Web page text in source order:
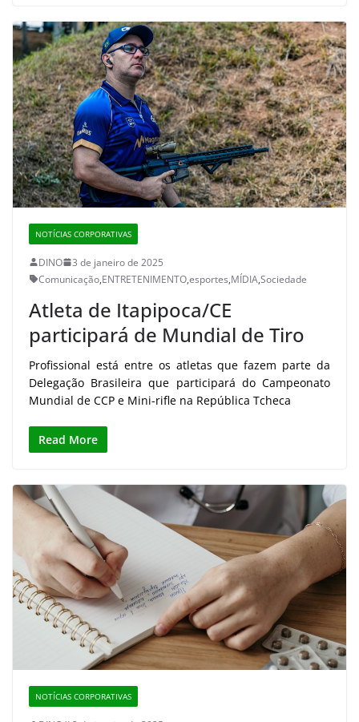
NOTÍCIAS CORPORATIVAS
DINO
3 de janeiro de 2025
Comunicação,ENTRETENIMENTO,esportes,MÍDIA,Sociedade
Atleta de Itapipoca/CE
participará de Mundial de Tiro
Profissional está entre os atletas que fazem parte da
Delegação Brasileira que participará do Campeonato
Mundial de CCP e Mini-rifle na República Tcheca
Read More
NOTÍCIAS CORPORATIVAS